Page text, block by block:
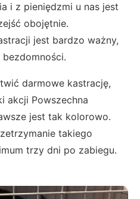
i z pieniędzmi u nas jest
obojętnie.
jest bardzo ważny,
darmowe kastrację,
akcji Powszechna
jest tak kolorowo.
takiego
trzy dni po zabiegu.